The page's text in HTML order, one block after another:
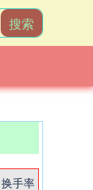
搜索
换手率